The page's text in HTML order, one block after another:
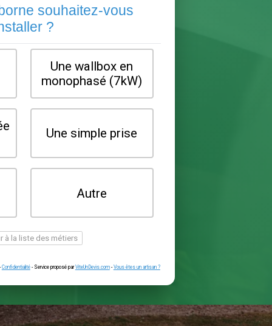
Quel type de borne souhaitez-
installer ?
Une wallbox en
Une prise renforcée
(type greenup)
Je ne sais pas